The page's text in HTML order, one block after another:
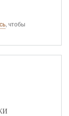
, чтобы